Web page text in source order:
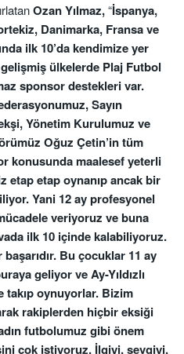
Ozan Yılmaz,“İspanya,
Danimarka, Fransa ve
ilk 10’da kendimize yer
ülkelerde Plaj Futbol
sponsor destekleri var.
Sayın
Yönetim Kurulumuz ve
Oğuz Çetin’in tüm
konusunda maalesef yeterli
etap etap oynanıp ancak bir
Yani 12 ay profesyonel
veriyoruz ve buna
ilk 10 içinde kalabiliyoruz.
Bu çocuklar 11 ay
geliyor ve Ay-Yıldızlı
takıp oynuyorlar. Bizim
rakiplerden hiçbir eksiği
futbolumuz gibi önem
çok istiyoruz. İlgiyi, sevgiyi,